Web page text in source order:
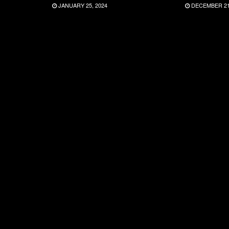
JANUARY 25, 2024 DECEMBER